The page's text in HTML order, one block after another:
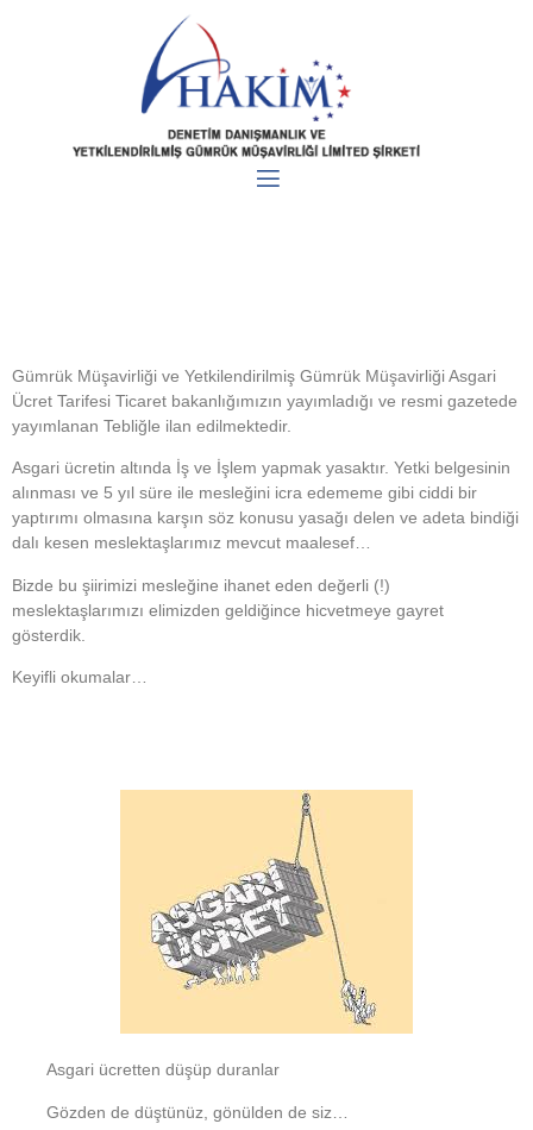
Gümrük Müşavirliği ve Yetkilendirilmiş Gümrük Müşavirliği Asgari
Ücret Tarifesi Ticaret bakanlığımızın yayımladığı ve resmi gazetede
yayımlanan Tebliğle ilan edilmektedir.
Asgari ücretin altında İş ve İşlem yapmak yasaktır. Yetki belgesinin
alınması ve 5 yıl süre ile mesleğini icra edememe gibi ciddi bir
yaptırımı olmasına karşın söz konusu yasağı delen ve adeta bindiği
dalı kesen meslektaşlarımız mevcut maalesef…
Bizde bu şiirimizi mesleğine ihanet eden değerli (!)
meslektaşlarımızı elimizden geldiğince hicvetmeye gayret
gösterdik.
Keyifli okumalar…
Asgari ücretten düşüp duranlar
Gözden de düştünüz, gönülden de siz…